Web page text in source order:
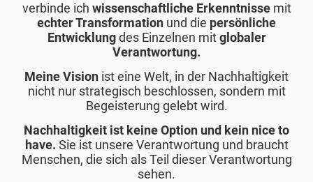
verbinde ich wissenschaftliche Erkenntnissemit
echter Transformation und die persönliche
Entwicklungdes Einzelnen mitglobaler
Verantwortung.
Meine Vision ist eine Welt, in der Nachhaltigkeit
nicht nur strategisch beschlossen, sondern mit
Begeisterung gelebt wird.
Nachhaltigkeit ist keine Option und kein nice to
have. Sie ist unsere Verantwortung und braucht
Menschen, die sich als Teil dieser Verantwortung
sehen.